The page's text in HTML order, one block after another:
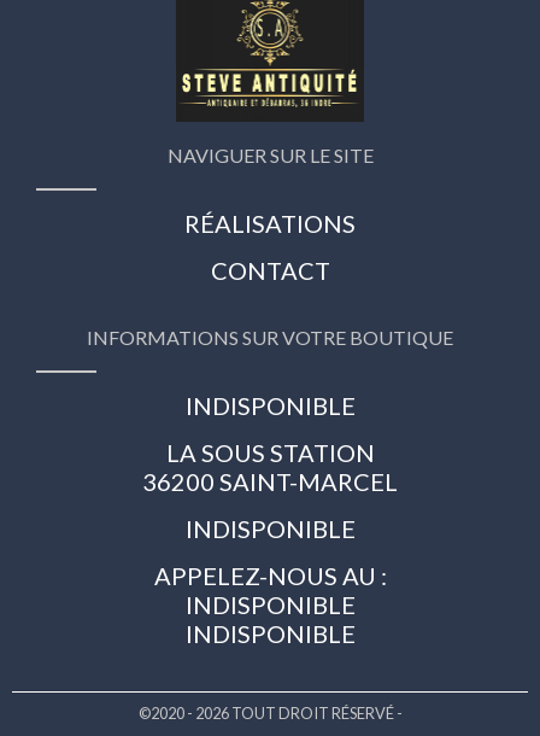
NAVIGUER SUR LE SITE
RÉALISATIONS
CONTACT
INFORMATIONS SUR VOTRE BOUTIQUE
INDISPONIBLE
LA SOUS STATION
36200 SAINT-MARCEL
INDISPONIBLE
APPELEZ-NOUS AU :
INDISPONIBLE
INDISPONIBLE
©2020 - 2026 TOUT DROIT RÉSERVÉ -